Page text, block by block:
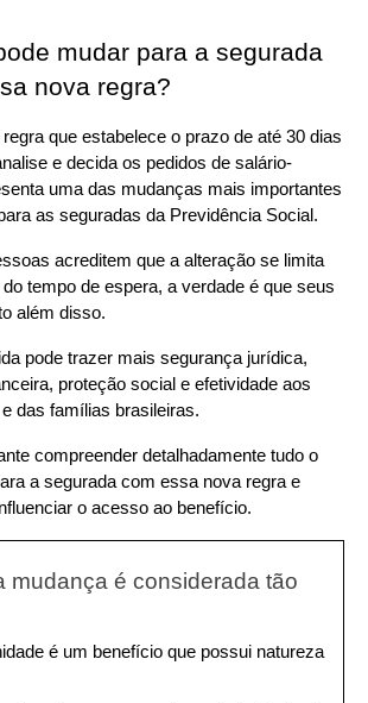
mudar para a segurada
nova regra?
que estabelece o prazo de até 30 dias
e decida os pedidos de salário-
uma das mudanças mais importantes
as seguradas da Previdência Social.
acreditem que a alteração se limita
tempo de espera, a verdade é que seus
além disso.
pode trazer mais segurança jurídica,
proteção social e efetividade aos
das famílias brasileiras.
compreender detalhadamente tudo o
a segurada com essa nova regra e
o acesso ao benefício.
mudança é considerada tão
é um benefício que possui natureza